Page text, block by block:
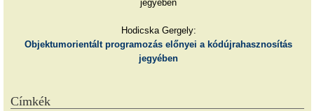
Hodicska Gergely:
Objektumorientált programozás előnyei a kódújrahasznosítás
jegyében
Címkék